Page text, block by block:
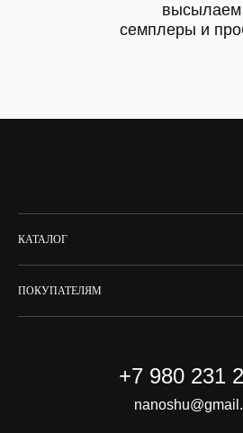
высылаем
семплеры и
КАТАЛОГ
ПОКУПАТЕЛЯМ
+7 980 231